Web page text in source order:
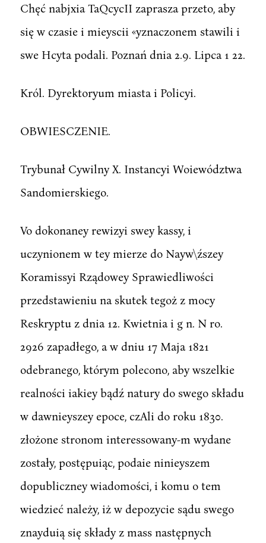
Chęć nabjxia TaQcycII zaprasza przeto, aby
się w czasie i mieyscii «yznaczonem stawili i
swe Hcyta podali. Poznań dnia 2.9. Lipca 1 22.
Król. Dyrektoryum miasta i Policyi.
OBWIESCZENIE.
Trybunał Cywilny X. Instancyi Woiewództwa
Sandomierskiego.
Vo dokonaney rewizyi swey kassy, i
uczynionem w tey mierze do Nayw\źszey
Koramissyi Rządowey Sprawiedliwości
przedstawieniu na skutek tegoż z mocy
Reskryptu z dnia 12. Kwietnia i g n. N ro.
2926 zapadłego, a w dniu 17 Maja 1821
odebranego, którym polecono, aby wszelkie
realności iakiey bądź natury do swego składu
w dawnieyszey epoce, czAli do roku 1830.
złożone stronom interessowany-m wydane
zostały, postępuiąc, podaie ninieyszem
dopubliczney wiadomości, i komu o tem
wiedzieć należy, iż w depozycie sądu swego
znayduią się składy z mass następnych